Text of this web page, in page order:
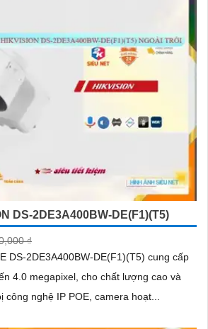
DS-2DE3A400BW-DE(F1)(T5)
₫
DS-2DE3A400BW-DE(F1)(T5) cung cấp
4.0 megapixel, cho chất lượng cao và
bị công nghệ IP POE, camera hoạt...